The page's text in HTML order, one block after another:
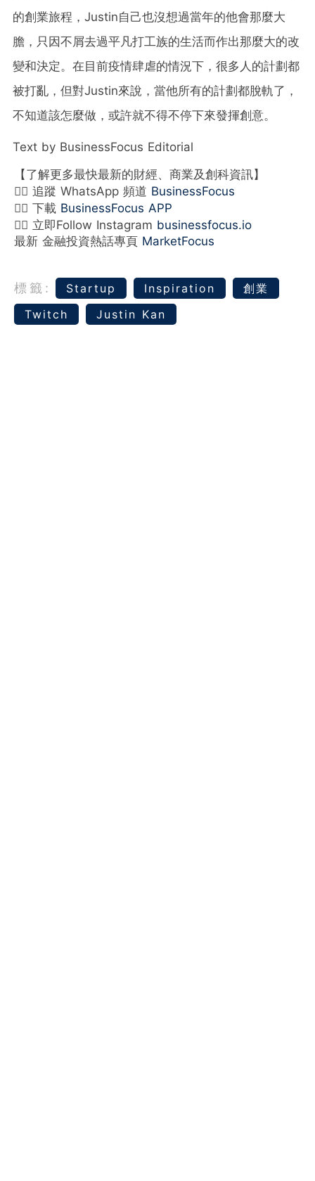
的創業旅程，Justin自己也沒想過當年的他會那麼大
膽，只因不屑去過平凡打工族的生活而作出那麼大的改
變和決定。在目前疫情肆虐的情況下，很多人的計劃都
被打亂，但對Justin來說，當他所有的計劃都脫軌了，
不知道該怎麼做，或許就不得不停下來發揮創意。
Text by BusinessFocus Editorial
【了解更多最快最新的財經、商業及創科資訊】
👉🏻 追蹤 WhatsApp 頻道 BusinessFocus
👉🏻 下載 BusinessFocus APP
👉🏻 立即Follow Instagram businessfocus.io
最新 金融投資熱話專頁 MarketFocus
標籤: Startup Inspiration
創業
Twitch
Justin Kan